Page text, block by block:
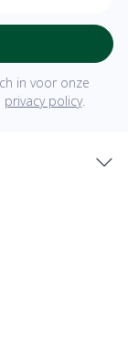
in voor onze
privacy policy.